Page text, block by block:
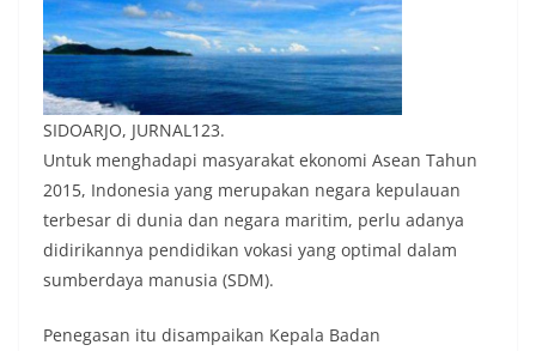
SIDOARJO, JURNAL123.
Untuk menghadapi masyarakat ekonomi Asean Tahun
2015, Indonesia yang merupakan negara kepulauan
terbesar di dunia dan negara maritim, perlu adanya
didirikannya pendidikan vokasi yang optimal dalam
sumberdaya manusia (SDM).
Penegasan itu disampaikan Kepala Badan